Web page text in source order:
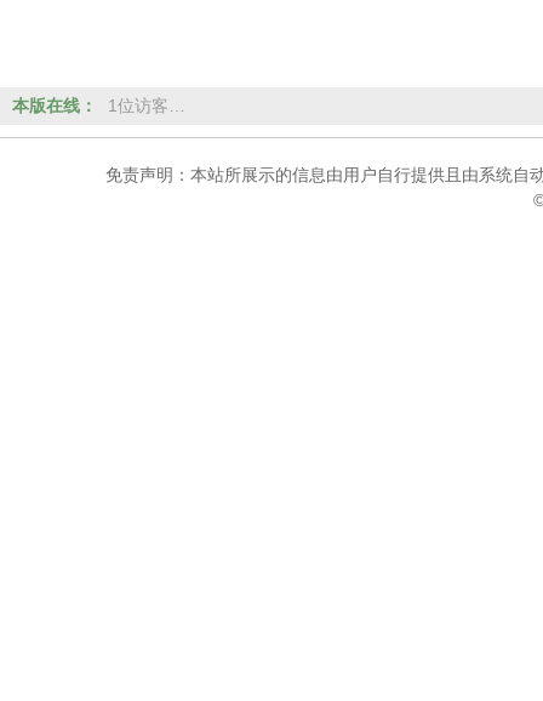
本版在线： 1位访客…
免责声明：本站所展示的信息由用户自行提供且由系统